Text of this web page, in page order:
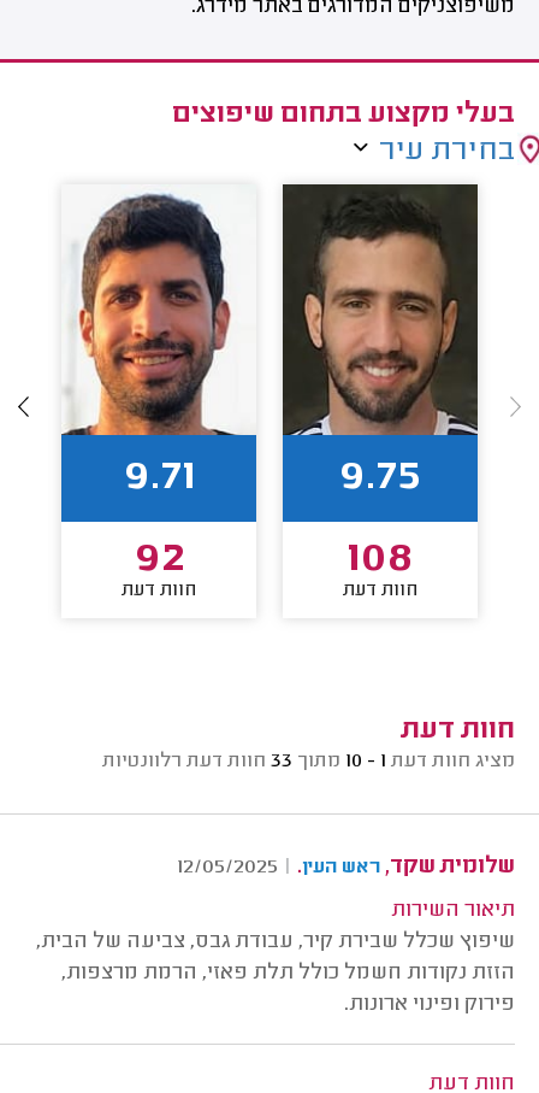
משיפוצניקים המדורגים באתר מידרג.
בעלי מקצוע בתחום שיפוצים
בחירת עיר
9.75
108
חוות דעת
9.71
92
חוות דעת
חוות דעת
מציג חוות דעת 1 - 10 מתוך 33 חוות דעת רלוונטיות
שלומית שקד, ראש העין.
|
12/05/2025
תיאור השירות
שיפוץ שכלל שבירת קיר, עבודת גבס, צביעה של הבית,
הזזת נקודות חשמל כולל תלת פאזי, הרמת מרצפות,
פירוק ופינוי ארונות.
חוות דעת